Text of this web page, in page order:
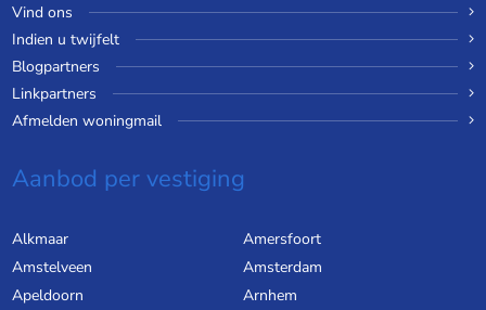
Vind ons
Indien u twijfelt
Blogpartners
Linkpartners
Afmelden woningmail
Aanbod per vestiging
Alkmaar
Amersfoort
Amstelveen
Amsterdam
Apeldoorn
Arnhem